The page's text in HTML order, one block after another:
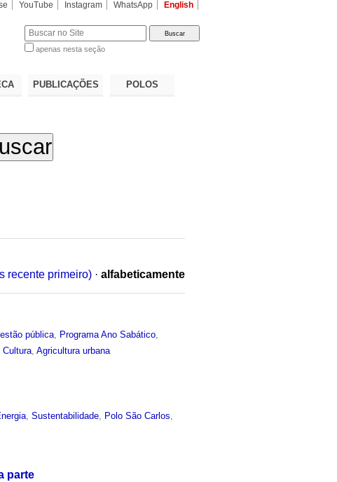
YouTube Instagram WhatsApp English
apenas nesta seção
PUBLICAÇÕES POLOS
recente primeiro) · alfabeticamente
pública Programa Ano Sabático
,Cultura ,Agricultura urbana
,Sustentabilidade Polo São Carlos
parte